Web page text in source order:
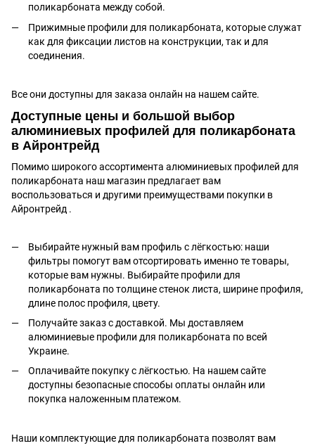
поликарбоната между собой.
Прижимные профили для поликарбоната, которые служат
как для фиксации листов на конструкции, так и для
соединения.
Все они доступны для заказа онлайн на нашем сайте.
Доступные цены и большой выбор
алюминиевых профилей для поликарбоната
в Айронтрейд
Помимо широкого ассортимента алюминиевых профилей для
поликарбоната наш магазин предлагает вам
воспользоваться и другими преимуществами покупки в
Айронтрейд .
Выбирайте нужный вам профиль с лёгкостью: наши
фильтры помогут вам отсортировать именно те товары,
которые вам нужны. Выбирайте профили для
поликарбоната по толщине стенок листа, ширине профиля,
длине полос профиля, цвету.
Получайте заказ с доставкой. Мы доставляем
алюминиевые профили для поликарбоната по всей
Украине.
Оплачивайте покупку с лёгкостью. На нашем сайте
доступны безопасные способы оплаты онлайн или
покупка наложенным платежом.
Наши комплектующие для поликарбоната позволят вам